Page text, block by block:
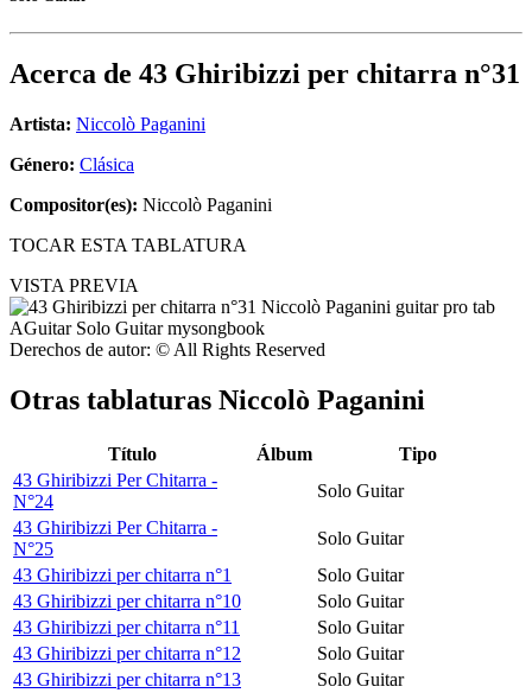
Acerca de 43 Ghiribizzi per chitarra n°31
Artista: Niccolò Paganini
Género: Clásica
Compositor(es): Niccolò Paganini
TOCAR ESTA TABLATURA
VISTA PREVIA
Derechos de autor: © All Rights Reserved
Otras tablaturas Niccolò Paganini
Título Álbum
Tipo
43 Ghiribizzi Per Chitarra -
N°24
Solo Guitar
43 Ghiribizzi Per Chitarra -
N°25
Solo Guitar
43 Ghiribizzi per chitarra n°1
Solo Guitar
43 Ghiribizzi per chitarra n°10
Solo Guitar
43 Ghiribizzi per chitarra n°11
Solo Guitar
43 Ghiribizzi per chitarra n°12
Solo Guitar
43 Ghiribizzi per chitarra n°13
Solo Guitar